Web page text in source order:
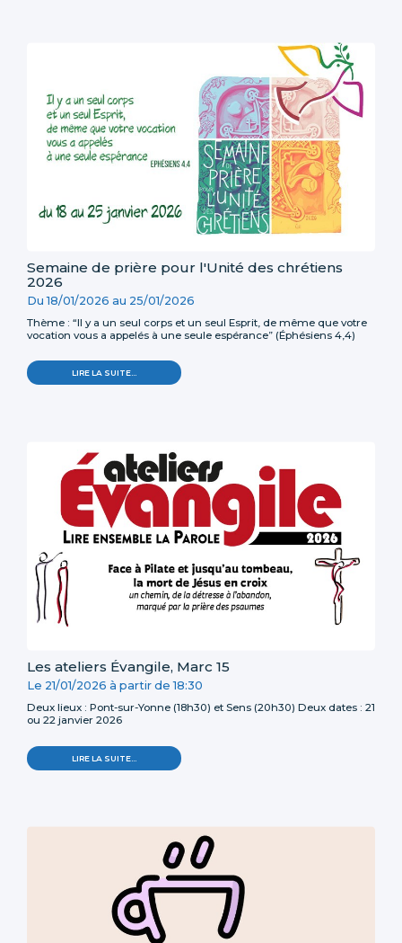
Semaine de prière pour l'Unité des chrétiens
2026
Du18/01/2026 au 25/01/2026
Thème : “Il y a un seul corps et un seul Esprit, de même que votre
vocation vous a appelés à une seule espérance” (Éphésiens 4,4)
LIRE LA SUITE…
Les ateliers Évangile, Marc 15
Le 21/01/2026 à partir de18:30
Deux lieux : Pont-sur-Yonne (18h30) et Sens (20h30) Deux dates : 21
ou 22 janvier 2026
LIRE LA SUITE…